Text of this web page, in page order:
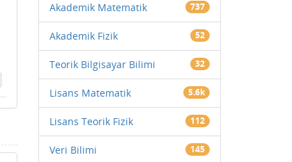
Akademik Matematik 737
Akademik Fizik 52
Teorik Bilgisayar Bilimi 32
Lisans Matematik 5.6k
Lisans Teorik Fizik 112
Veri Bilimi 145